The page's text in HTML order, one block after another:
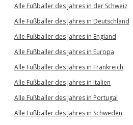
Alle Fußballer des Jahres in der Schweiz
Alle Fußballer des Jahres in Deutschland
Alle Fußballer des Jahres in England
Alle Fußballer des Jahres in Europa
Alle Fußballer des Jahres in Frankreich
Alle Fußballer des Jahres in Italien
Alle Fußballer des Jahres in Portugal
Alle Fußballer des Jahres in Schweden